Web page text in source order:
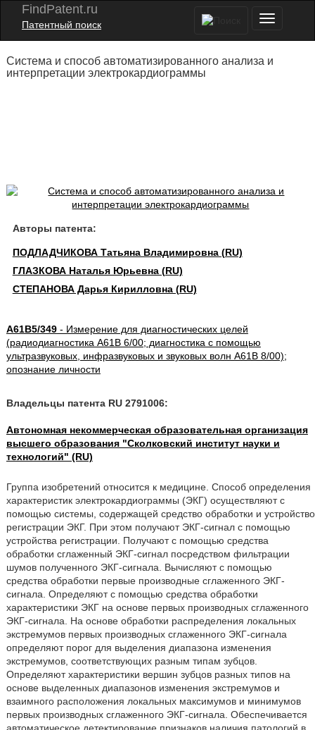
FindPatent.ru
Патентный поиск
Система и способ автоматизированного анализа и
интерпретации электрокардиограммы
Авторы патента:
ПОДЛАДЧИКОВА Татьяна Владимировна (RU)
ГЛАЗКОВА Наталья Юрьевна (RU)
СТЕПАНОВА Дарья Кирилловна (RU)
A61B5/349- Измерение для диагностических целей
(радиодиагностика A61B 6/00; диагностика с помощью
ультразвуковых, инфразвуковых и звуковых волн A61B 8/00);
опознание личности
Владельцы патента RU 2791006:
Автономная некоммерческая образовательная организация
высшего образования "Сколковский институт науки и
технологий" (RU)
Группа изобретений относится к медицине. Способ определения
характеристик электрокардиограммы (ЭКГ) осуществляют с
помощью системы, содержащей средство обработки и устройство
регистрации ЭКГ. При этом получают ЭКГ-сигнал с помощью
устройства регистрации. Получают с помощью средства
обработки сглаженный ЭКГ-сигнал посредством фильтрации
шумов полученного ЭКГ-сигнала. Вычисляют с помощью
средства обработки первые производные сглаженного ЭКГ-
сигнала. Определяют с помощью средства обработки
характеристики ЭКГ на основе первых производных сглаженного
ЭКГ-сигнала. На основе обработки распределения локальных
экстремумов первых производных сглаженного ЭКГ-сигнала
определяют порог для выделения диапазона изменения
экстремумов, соответствующих разным типам зубцов.
Определяют характеристики вершин зубцов разных типов на
основе выделенных диапазонов изменения экстремумов и
взаимного расположения локальных максимумов и минимумов
первых производных сглаженного ЭКГ-сигнала. Обеспечивается